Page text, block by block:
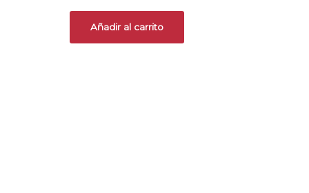
Añadir al carrito